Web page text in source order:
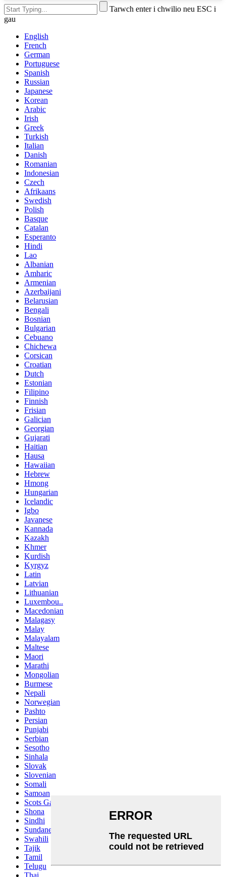
Tarwch enter i chwilio neu ESC i
gau
English
French
German
Portuguese
Spanish
Russian
Japanese
Korean
Arabic
Irish
Greek
Turkish
Italian
Danish
Romanian
Indonesian
Czech
Afrikaans
Swedish
Polish
Basque
Catalan
Esperanto
Hindi
Lao
Albanian
Amharic
Armenian
Azerbaijani
Belarusian
Bengali
Bosnian
Bulgarian
Cebuano
Chichewa
Corsican
Croatian
Dutch
Estonian
Filipino
Finnish
Frisian
Galician
Georgian
Gujarati
Haitian
Hausa
Hawaiian
Hebrew
Hmong
Hungarian
Icelandic
Igbo
Javanese
Kannada
Kazakh
Khmer
Kurdish
Kyrgyz
Latin
Latvian
Lithuanian
Luxembou..
Macedonian
Malagasy
Malay
Malayalam
Maltese
Maori
Marathi
Mongolian
Burmese
Nepali
Norwegian
Pashto
Persian
Punjabi
Serbian
Sesotho
Sinhala
Slovak
Slovenian
Somali
Samoan
Scots Gaelic
Shona
Sindhi
Sundanese
Swahili
Tajik
Tamil
Telugu